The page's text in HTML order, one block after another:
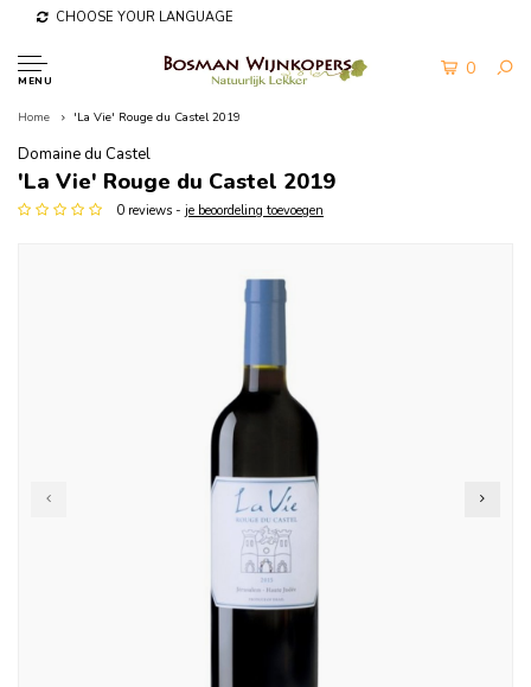
CHOOSE YOUR LANGUAGE
MENU
0
Home 'La Vie' Rouge du Castel 2019
Domaine du Castel
'La Vie' Rouge du Castel 2019
0 reviews - je beoordeling toevoegen